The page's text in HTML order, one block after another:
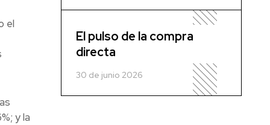
el
y la
El pulso de la compra
directa
30 de junio 2026